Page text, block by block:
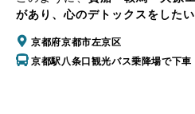
があり、心のデトックスをした
京都府京都市左京区
京都駅八条口観光バス乗降場で下車